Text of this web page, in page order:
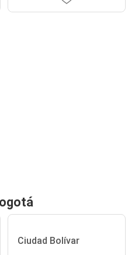
Ciudad Bolívar